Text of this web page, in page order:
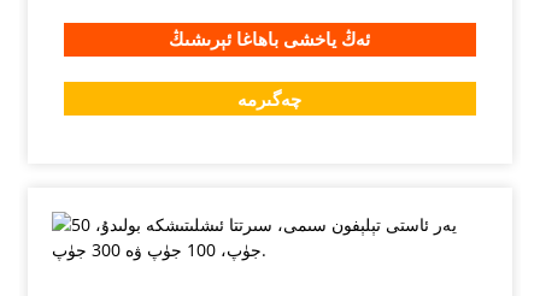
ئەڭ ياخشى باھاغا ئېرىشىڭ
چەگىرمە